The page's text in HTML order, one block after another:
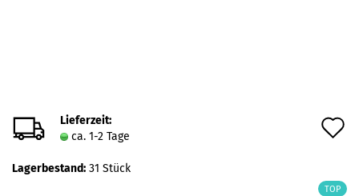
Lieferzeit:
ca. 1-2 Tage
Lagerbestand: 31 Stück
TOP